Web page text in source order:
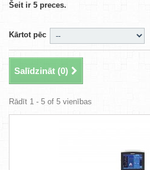
Šeit ir 5 preces.
Kārtot pēc
Salīdzināt (0)
Rādīt 1 - 5 of 5 vienības